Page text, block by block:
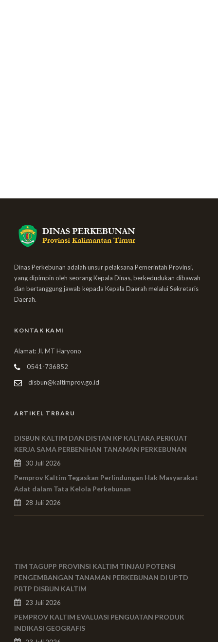
Dinas Perkebunan adalah unsur pelaksana Pemerintah Provinsi,
yang dipimpin oleh seorang Kepala Dinas, berkedudukan dibawah
dan bertanggung jawab kepada Kepala Daerah melalui Sekretaris
Daerah.
KONTAK KAMI
Alamat: Jl. MT Haryono
0541-736852
disbun@kaltimprov.go.id
ARTIKEL TRBARU
DISBUN KALTIM DAN DISTAN KP KALTARA PERKUAT
KERJA SAMA PERBENIHAN TANAMAN PERKEBUNAN
30 Juli 2026
Pemprov Kaltim Tegaskan Perlindungan Hak Masyarakat
Adat dalam Tata Kelola Perkebunan
28 Juli 2026
TIM TAGUPP PROVINSI KALTIM TINJAU POTENSI
PENGEMBANGAN TANAMAN PERKEBUNAN DI UPTD
PBTP DISBUN KALTIM
23 Juli 2026
PEMPROV KALTIM EVALUASI PENGUATAN PRODUK
INDIKASI GEOGRAFIS